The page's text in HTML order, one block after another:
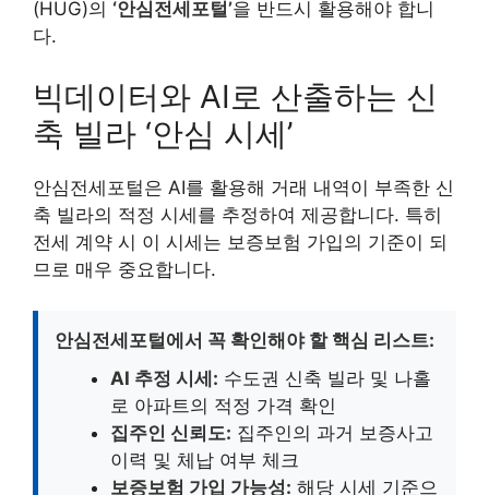
(HUG)의 ‘안심전세포털’을 반드시 활용해야 합니
다.
빅데이터와 AI로 산출하는 신
축 빌라 ‘안심 시세’
안심전세포털은 AI를 활용해 거래 내역이 부족한 신
축 빌라의 적정 시세를 추정하여 제공합니다. 특히
전세 계약 시 이 시세는 보증보험 가입의 기준이 되
므로 매우 중요합니다.
안심전세포털에서 꼭 확인해야 할 핵심 리스트:
AI 추정 시세: 수도권 신축 빌라 및 나홀
로 아파트의 적정 가격 확인
집주인 신뢰도: 집주인의 과거 보증사고
이력 및 체납 여부 체크
보증보험 가입 가능성: 해당 시세 기준으